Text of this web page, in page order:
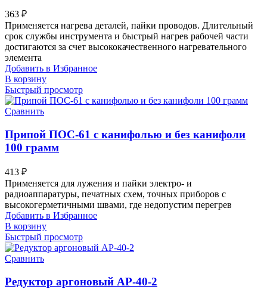
363 ₽
Применяется нагрева деталей, пайки проводов. Длительный
срок службы инструмента и быстрый нагрев рабочей части
достигаются за счет высококачественного нагревательного
элемента
Добавить в Избранное
В корзину
Быстрый просмотр
Сравнить
Припой ПОС-61 с канифолью и без канифоли
100 грамм
413 ₽
Применяется для лужения и пайки электро- и
радиоаппаратуры, печатных схем, точных приборов с
высокогерметичными швами, где недопустим перегрев
Добавить в Избранное
В корзину
Быстрый просмотр
Сравнить
Редуктор аргоновый AP-40-2